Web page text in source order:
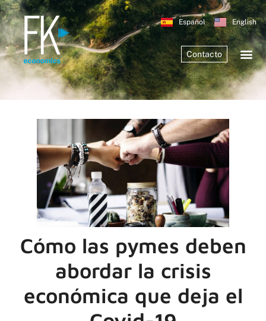
Español English
Contacto
Cómo las pymes deben
abordar la crisis
económica que deja el